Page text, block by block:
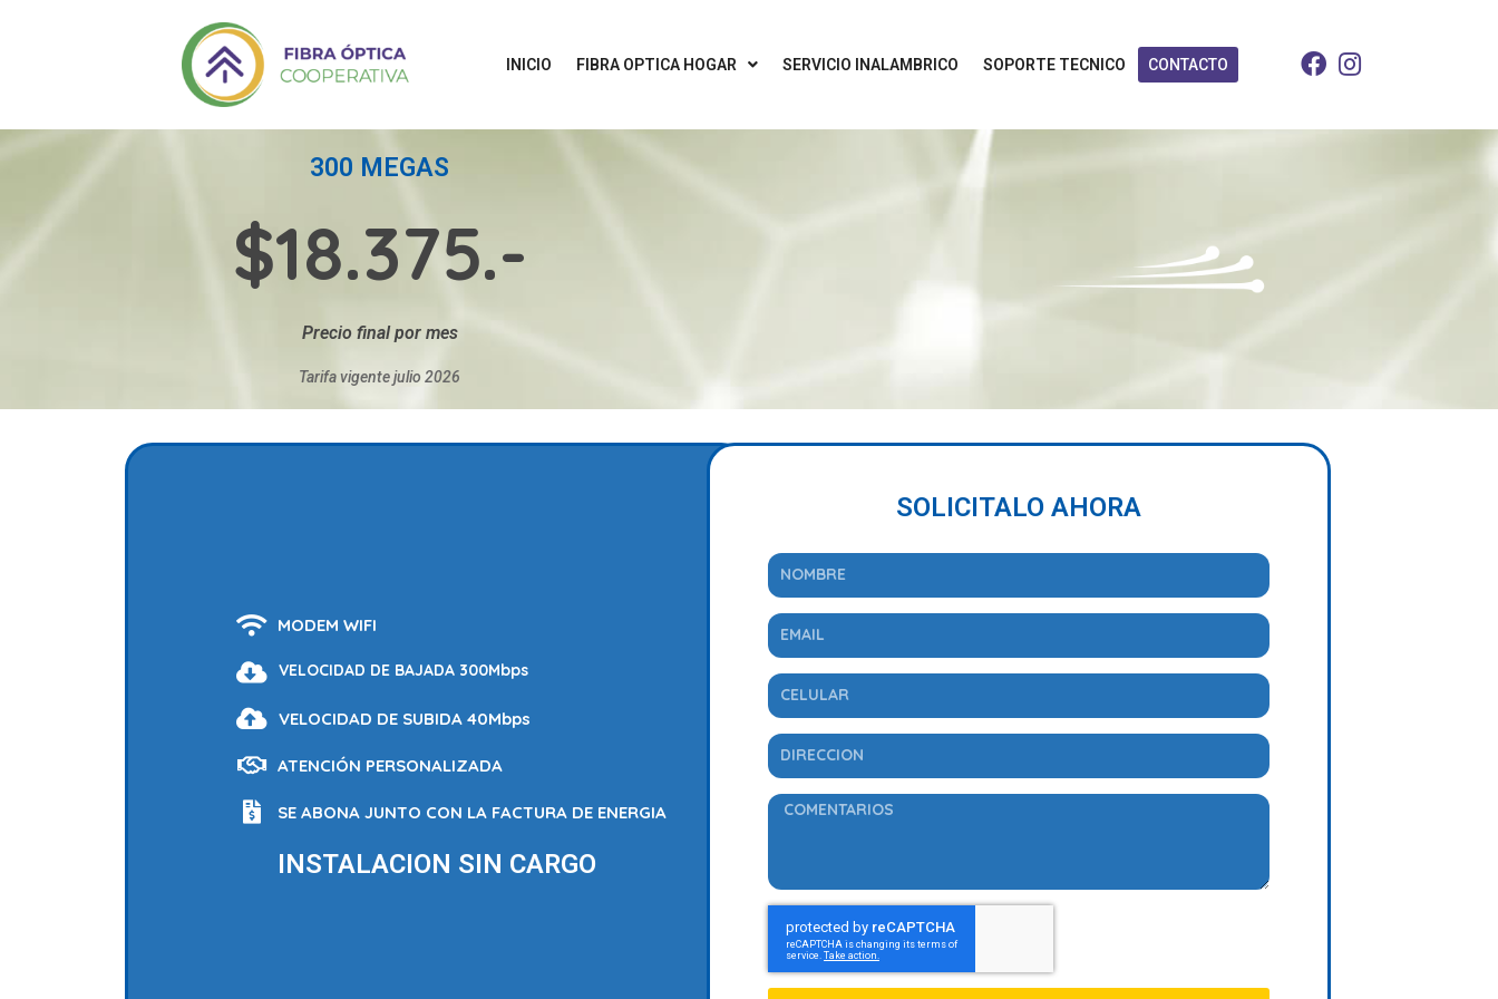
INICIO FIBRA OPTICA HOGAR SERVICIO INALAMBRICO SOPORTE TECNICO CONTACTO
300 MEGAS
$18.375.-
Precio final por mes
Tarifa vigente julio 2026
MODEM WIFI
VELOCIDAD DE BAJADA 300Mbps
VELOCIDAD DE SUBIDA 40Mbps
ATENCIÓN PERSONALIZADA
SE ABONA JUNTO CON LA FACTURA DE ENERGIA
INSTALACION SIN CARGO
SOLICITALO AHORA